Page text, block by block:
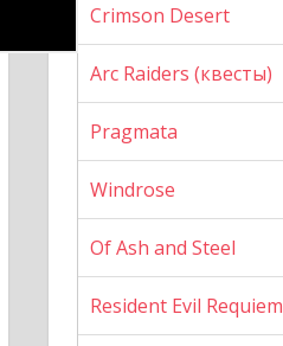
Crimson Desert
Arc Raiders (квесты)
Pragmata
Windrose
Of Ash and Steel
Resident Evil Requiem